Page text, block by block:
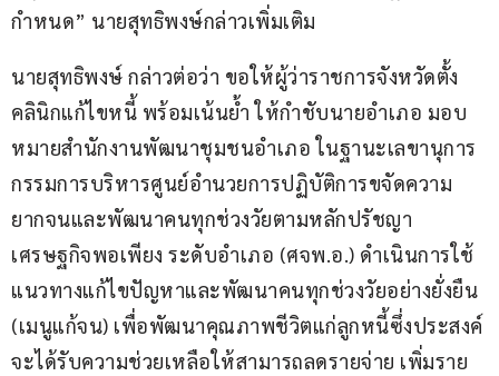
กำหนด” นายสุทธิพงษ์กล่าวเพิ่มเติม
นายสุทธิพงษ์ กล่าวต่อว่า ขอให้ผู้ว่าราชการจังหวัดตั้ง
คลินิกแก้ไขหนี้ พร้อมเน้นย้ำ ให้กำชับนายอำเภอ มอบ
หมายสำนักงานพัฒนาชุมชนอำเภอ ในฐานะเลขานุการ
กรรมการบริหารศูนย์อำนวยการปฏิบัติการขจัดความ
ยากจนและพัฒนาคนทุกช่วงวัยตามหลักปรัชญา
เศรษฐกิจพอเพียง ระดับอำเภอ (ศจพ.อ.) ดำเนินการใช้
แนวทางแก้ไขปัญหาและพัฒนาคนทุกช่วงวัยอย่างยั่งยืน
(เมนูแก้จน) เพื่อพัฒนาคุณภาพชีวิตแก่ลูกหนี้ซึ่งประสงค์
จะได้รับความช่วยเหลือให้สามารถลดรายจ่าย เพิ่มราย